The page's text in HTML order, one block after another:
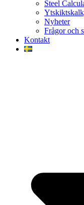
Steel
Nyheter
Frågor och
Kontakt